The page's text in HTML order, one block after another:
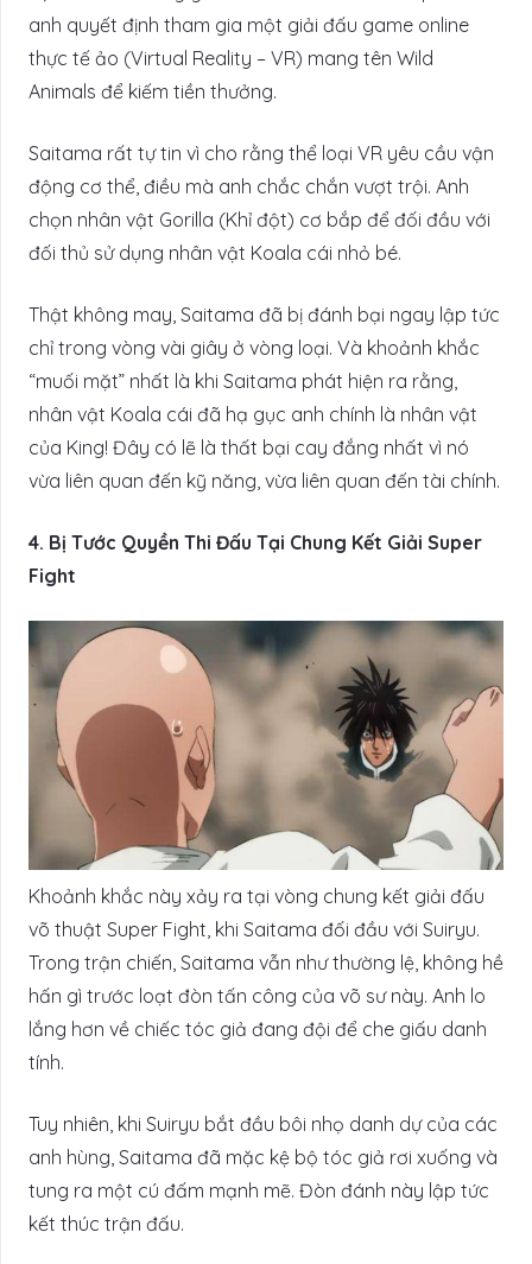
anh quyết định tham gia một giải đấu game online
thực tế ảo (Virtual Reality – VR) mang tên Wild
Animals để kiếm tiền thưởng.
Saitama rất tự tin vì cho rằng thể loại VR yêu cầu vận
động cơ thể, điều mà anh chắc chắn vượt trội. Anh
chọn nhân vật Gorilla (Khỉ đột) cơ bắp để đối đầu với
đối thủ sử dụng nhân vật Koala cái nhỏ bé.
Thật không may, Saitama đã bị đánh bại ngay lập tức
chỉ trong vòng vài giây ở vòng loại. Và khoảnh khắc
“muối mặt” nhất là khi Saitama phát hiện ra rằng,
nhân vật Koala cái đã hạ gục anh chính là nhân vật
của King! Đây có lẽ là thất bại cay đắng nhất vì nó
vừa liên quan đến kỹ năng, vừa liên quan đến tài chính.
4. Bị Tước Quyền Thi Đấu Tại Chung Kết Giải Super
Fight
Khoảnh khắc này xảy ra tại vòng chung kết giải đấu
võ thuật Super Fight, khi Saitama đối đầu với Suiryu.
Trong trận chiến, Saitama vẫn như thường lệ, không hề
hấn gì trước loạt đòn tấn công của võ sư này. Anh lo
lắng hơn về chiếc tóc giả đang đội để che giấu danh
tính.
Tuy nhiên, khi Suiryu bắt đầu bôi nhọ danh dự của các
anh hùng, Saitama đã mặc kệ bộ tóc giả rơi xuống và
tung ra một cú đấm mạnh mẽ. Đòn đánh này lập tức
kết thúc trận đấu.